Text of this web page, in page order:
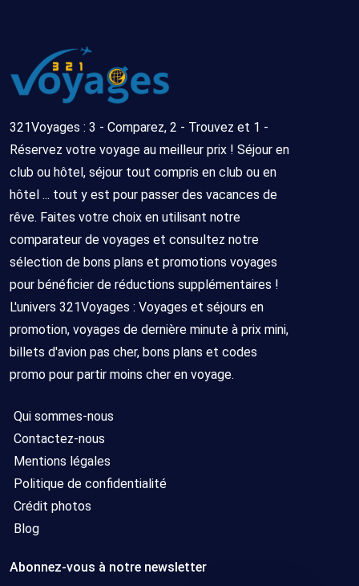
321Voyages : 3 - Comparez, 2 - Trouvez et 1 -
Réservez votre voyage au meilleur prix ! Séjour en
club ou hôtel, séjour tout compris en club ou en
hôtel ... tout y est pour passer des vacances de
rêve. Faites votre choix en utilisant notre
comparateur de voyages et consultez notre
sélection de bons plans et promotions voyages
pour bénéficier de réductions supplémentaires !
L'univers 321Voyages : Voyages et séjours en
promotion, voyages de dernière minute à prix mini,
billets d'avion pas cher, bons plans et codes
promo pour partir moins cher en voyage.
Qui sommes-nous
Contactez-nous
Mentions légales
Politique de confidentialité
Crédit photos
Blog
Abonnez-vous à notre newsletter